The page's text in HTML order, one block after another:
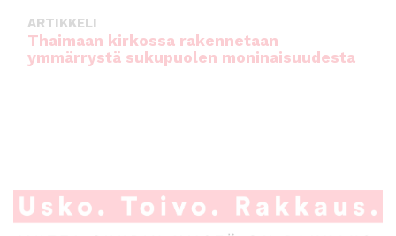
ARTIKKELI
Thaimaan kirkossa rakennetaan
ymmärrystä sukupuolen moninaisuudesta